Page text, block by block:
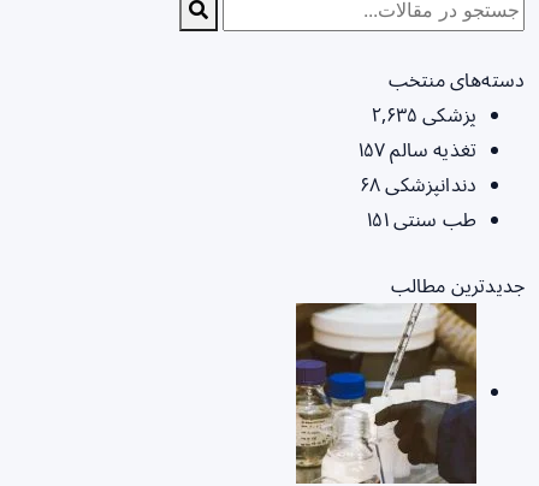
دسته‌های منتخب
پزشکی ۲,۶۳۵
تغذیه سالم۱۵۷
دندانپزشکی۶۸
طب سنتی۱۵۱
جدیدترین مطالب